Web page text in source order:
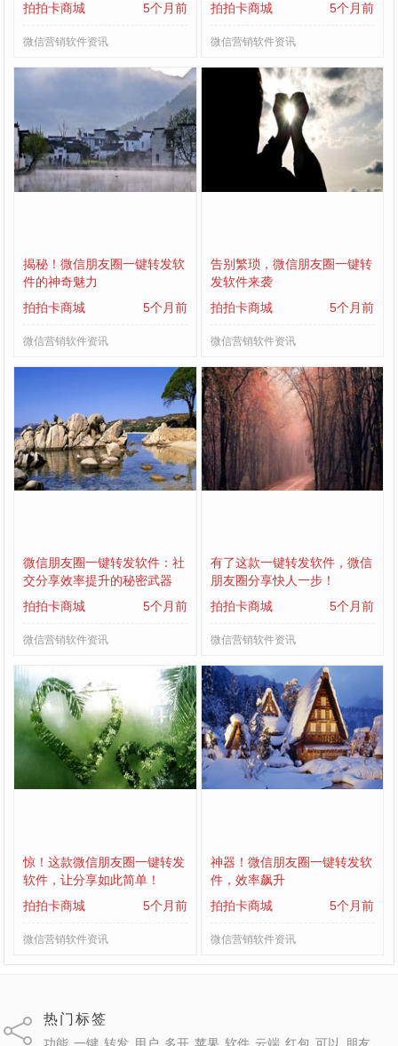
拍拍卡商城
5个月前
微信营销软件资讯
拍拍卡商城
5个月前
微信营销软件资讯
揭秘！微信朋友圈一键转发软
件的神奇魅力
拍拍卡商城
5个月前
微信营销软件资讯
告别繁琐，微信朋友圈一键转
发软件来袭
拍拍卡商城
5个月前
微信营销软件资讯
微信朋友圈一键转发软件：社
交分享效率提升的秘密武器
拍拍卡商城
5个月前
微信营销软件资讯
有了这款一键转发软件，微信
朋友圈分享快人一步！
拍拍卡商城
5个月前
微信营销软件资讯
惊！这款微信朋友圈一键转发
软件，让分享如此简单！
拍拍卡商城
5个月前
微信营销软件资讯
神器！微信朋友圈一键转发软
件，效率飙升
拍拍卡商城
5个月前
微信营销软件资讯
热门标签
功能 一键 转发 用户 多开 苹果 软件 云端 红包 可以 朋友